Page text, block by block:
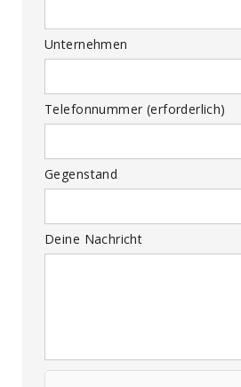
Unternehmen
Telefonnummer (erforderlich)
Gegenstand
Deine Nachricht